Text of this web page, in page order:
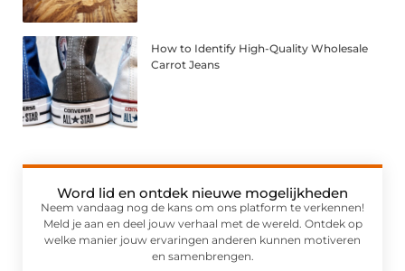
How to Identify High-Quality Wholesale
Carrot Jeans
Word lid en ontdek nieuwe mogelijkheden
Neem vandaag nog de kans om ons platform te verkennen!
Meld je aan en deel jouw verhaal met de wereld. Ontdek op
welke manier jouw ervaringen anderen kunnen motiveren
en samenbrengen.